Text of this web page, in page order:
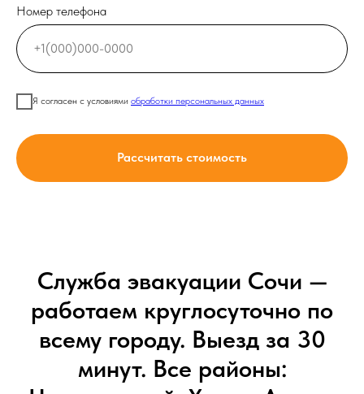
Номер телефона
Я согласен с условиями обработки персональных данных
Рассчитать стоимость
Служба эвакуации Сочи —
работаем круглосуточно по
всему городу. Выезд за 30
минут. Все районы: